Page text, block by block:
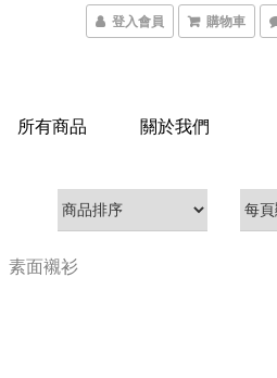
登入會員 購物車
所有商品 關於我們